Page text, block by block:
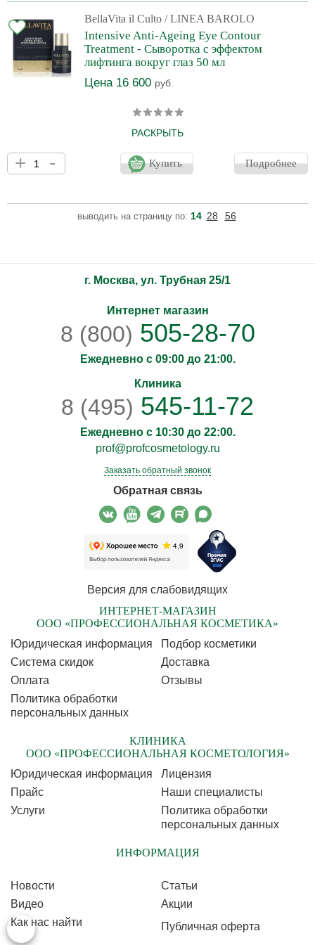
через 3 недели использования. Кожа вокруг глаз преображается
и выглядит более гладкой, здоровой, драгоценные золотые
микропигменты способствуют сияющему и возвышенному
взгляду.
BellaVita il Culto / LINEA BAROLO
Intensive Anti-Ageing Eye Contour
Treatment - Сыворотка с эффектом
лифтинга вокруг глаз 50 мл
Цена 16 600 руб.
РАСКРЫТЬ
Концентрат с доказанной эффективностью, бережно ухаживает
за самой хрупкой и нежной зоной вокруг глаз. Оказывает
мощное успокаивающее и восстанавливающее и уплотняющее
факторов старения, устраняет признаки усталости и стресса.
При наличии темных кругов и мешков – улучшает
+ - Купить Подробнее
выводить на страницу по: 14 28 56
г. Москва, ул. Трубная 25/1
Интернет магазин
8 (800) 505-28-70
Ежедневно с 09:00 до 21:00.
Клиника
8 (495) 545-11-72
Ежедневно с 10:30 до 22:00.
prof@profcosmetology.ru
Заказать обратный звонок
Обратная связь
Версия для слабовидящих
ИНТЕРНЕТ-МАГАЗИН
ООО «ПРОФЕССИОНАЛЬНАЯ КОСМЕТИКА»
Юридическая информация
Подбор косметики
Cистема скидок
Доставка
Оплата
Отзывы
Политика обработки
персональных данных
КЛИНИКА
ООО «ПРОФЕССИОНАЛЬНАЯ КОСМЕТОЛОГИЯ»
Юридическая информация
Лицензия
Прайс
Наши специалисты
Услуги
Политика обработки
персональных данных
ИНФОРМАЦИЯ
Новости
Статьи
Видео
Акции
Как нас найти
Публичная оферта